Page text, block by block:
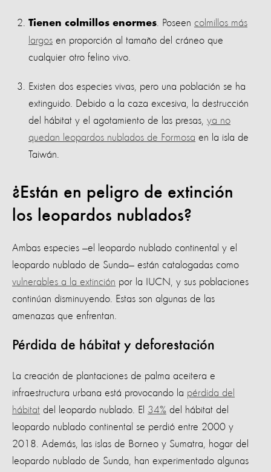
Tienen colmillos enormes. Poseen colmillos más
largos en proporción al tamaño del cráneo que
cualquier otro felino vivo.
Existen dos especies vivas, pero una población se ha
extinguido. Debido a la caza excesiva, la destrucción
del hábitat y el agotamiento de las presas, ya no
quedan leopardos nublados de Formosa en la isla de
Taiwán.
¿Están en peligro de extinción
los leopardos nublados?
Ambas especies —el leopardo nublado continental y el
leopardo nublado de Sunda— están catalogadas como
vulnerables a la extinción por la IUCN, y sus poblaciones
continúan disminuyendo. Estas son algunas de las
amenazas que enfrentan.
Pérdida de hábitat y deforestación
La creación de plantaciones de palma aceitera e
infraestructura urbana está provocando la pérdida del
hábitat del leopardo nublado. El 34% del hábitat del
leopardo nublado continental se perdió entre 2000 y
2018. Además, las islas de Borneo y Sumatra, hogar del
leopardo nublado de Sunda, han experimentado algunas